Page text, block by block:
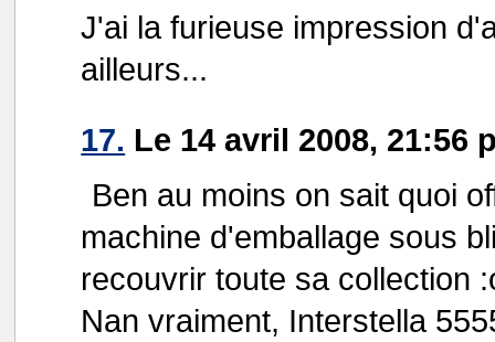
J'ai la furieuse impression
ailleurs...
17. Le 14 avril 2008, 21:56
Ben au moins on sait quoi
machine d'emballage sous
recouvrir toute sa collection
Nan vraiment, Interstella